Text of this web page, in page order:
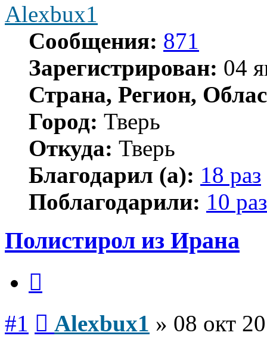
Alexbux1
Сообщения: 871
Зарегистрирован: 04
Страна, Регион,
Город: Тверь
Откуда: Тверь
Благодарил (а): 18 раз
Поблагодарили: 10 раз
Полистирол из Ирана
#1 Alexbux1 » 08 окт